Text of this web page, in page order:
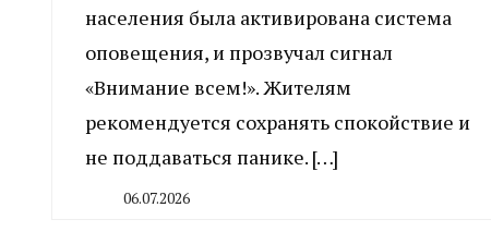
населения была активирована система
оповещения, и прозвучал сигнал
«Внимание всем!». Жителям
рекомендуется сохранять спокойствие и
не поддаваться панике. […]
06.07.2026